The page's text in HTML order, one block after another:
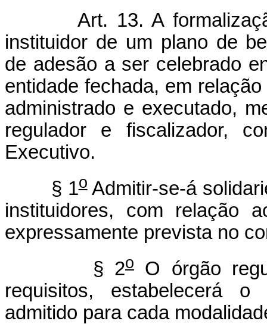
Art. 13. A
instituidor de um plano de
de adesão a ser celebrado
entidade fechada, em
administrado e executado,
regulador e fiscalizador,
Executivo.
§ 1oAdmitir-se-á
instituidores, com relação
expressamente prevista no
§ 2oO órgão
requisitos, estabelecerá
admitido para cada